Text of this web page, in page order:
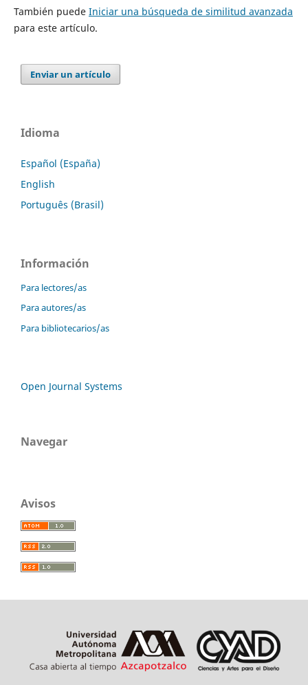
También puede Iniciar una búsqueda de similitud avanzada
para este artículo.
Enviar un artículo
Idioma
Español (España)
English
Português (Brasil)
Información
Para lectores/as
Para autores/as
Para bibliotecarios/as
Open Journal Systems
Navegar
Avisos